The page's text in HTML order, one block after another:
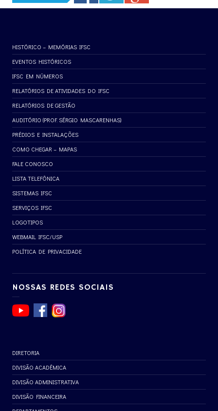
HISTÓRICO – MEMÓRIAS IFSC
EVENTOS HISTÓRICOS
IFSC EM NÚMEROS
RELATÓRIOS DE ATIVIDADES DO IFSC
RELATÓRIOS DE GESTÃO
AUDITÓRIO (PROF. SÉRGIO MASCARENHAS)
PRÉDIOS E INSTALAÇÕES
COMO CHEGAR – MAPAS
FALE CONOSCO
LISTA TELEFÔNICA
SISTEMAS IFSC
SERVIÇOS IFSC
LOGOTIPOS
WEBMAIL IFSC/USP
POLÍTICA DE PRIVACIDADE
NOSSAS REDES SOCIAIS
DIRETORIA
DIVISÃO ACADÊMICA
DIVISÃO ADMINISTRATIVA
DIVISÃO FINANCEIRA